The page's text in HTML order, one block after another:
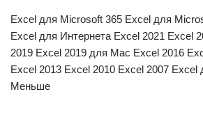
Excel для Microsoft 365 Excel для
Excel для Интернета Excel 2021 Excel
2019 Excel 2019 для Mac Excel 2016
Excel 2013 Excel 2010 Excel 2007
Меньше